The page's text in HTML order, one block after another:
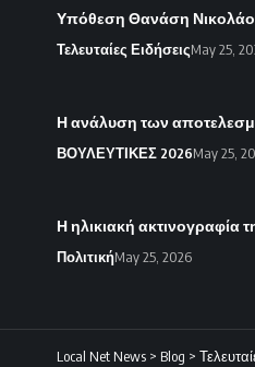
Υπόθεση Θανάση
Τελευταίες ΕιδήσειςMay 25,
Η ανάλυση των
ΒΟΥΛΕΥΤΙΚΕΣ 2026May 25,
Η ηλικιακή ακτινογραφία
ΠολιτικήMay 25, 2026
Local Net News > Blog >